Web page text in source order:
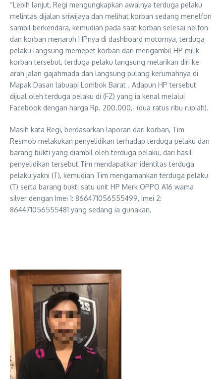
“Lebih lanjut, Regi mengungkapkan awalnya terduga pelaku
melintas dijalan sriwijaya dan melihat korban sedang menelfon
sambil berkendara, kemudian pada saat korban selesai nelfon
dan korban menaruh HPnya di dashboard motornya, terduga
pelaku langsung memepet korban dan mengambil HP milik
korban tersebut, terduga pelaku langsung melarikan diri ke
arah jalan gajahmada dan langsung pulang kerumahnya di
Mapak Dasan labuapi Lombok Barat . Adapun HP tersebut
dijual oleh terduga pelaku di (FZ) yang ia kenal melalui
Facebook dengan harga Rp. 200.000,- (dua ratus ribu rupiah).
Masih kata Regi, berdasarkan laporan dari korban, Tim
Resmob melakukan penyelidikan terhadap terduga pelaku dan
barang bukti yang diambil oleh terduga pelaku, dari hasil
penyelidikan tersebut Tim mendapatkan identitas terduga
pelaku yakni (T), kemudian Tim mengamankan terduga pelaku
(T) serta barang bukti satu unit HP Merk OPPO A16 wama
silver dengan Imei 1: 866471056555499, Imei 2:
864471056555481 yang sedang ia gunakan,